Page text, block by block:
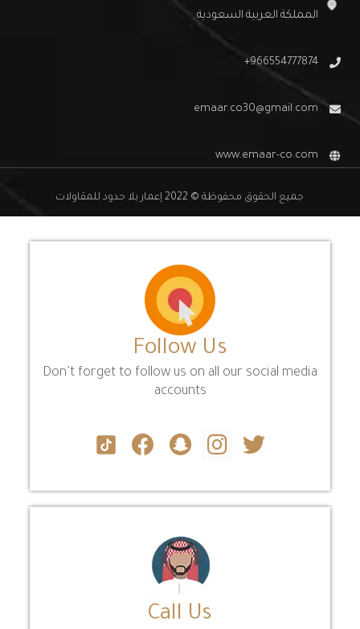
المملكة العربية السعودية
966554777874+
emaar.co30@gmail.com
www.emaar-co.com
جميع الحقوق محفوظة © 2022 إعمار بلا حدود للمقاولات
Follow Us
Don’t forget to follow us on all our social media
accounts
Call Us